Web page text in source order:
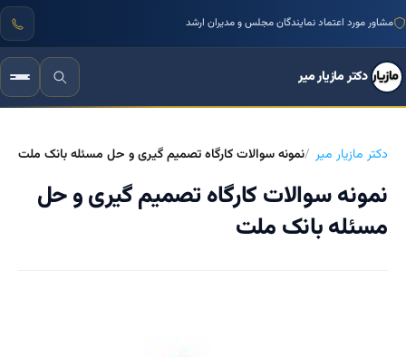
مشاور مورد اعتماد نمایندگان مجلس و مدیران ارشد
دکتر مازیار میر
دکتر مازیار میر نمونه سوالات کارگاه تصمیم گیری و حل مسئله بانک ملت
نمونه سوالات کارگاه تصمیم گیری و حل
مسئله بانک ملت